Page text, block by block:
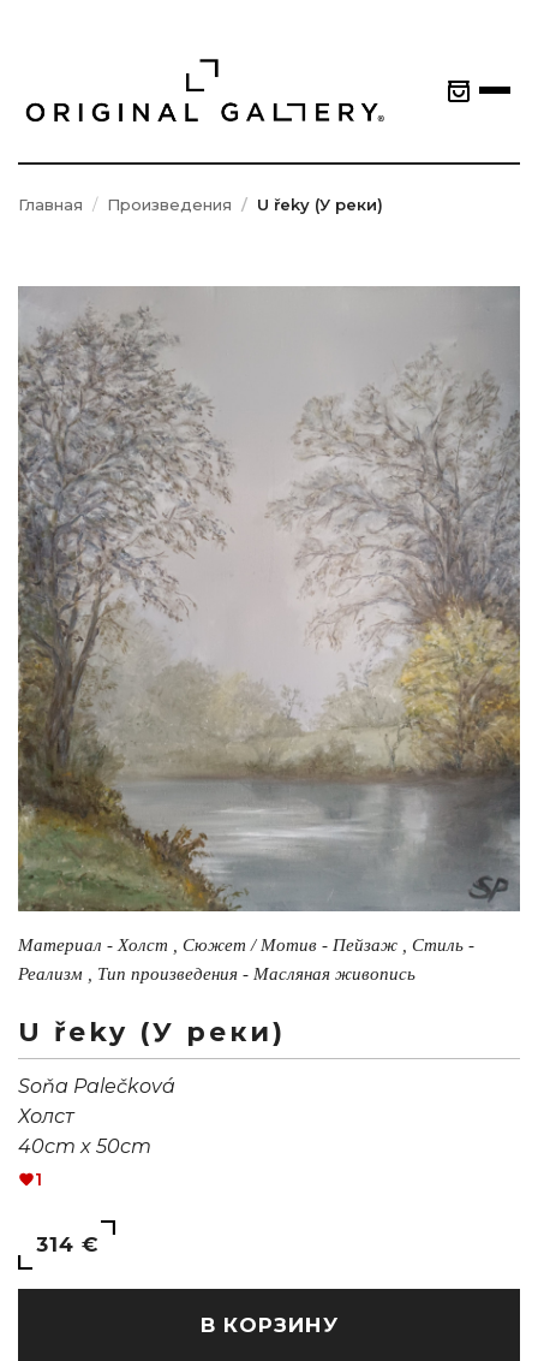
Главная Произведения U řeky (У реки)
Материал - Холст , Сюжет / Мотив - Пейзаж , Стиль -
Реализм , Тип произведения - Масляная живопись
U řeky (У реки)
Soňa Palečková
Холст
40cm x 50cm
1
314 €
В КОРЗИНУ